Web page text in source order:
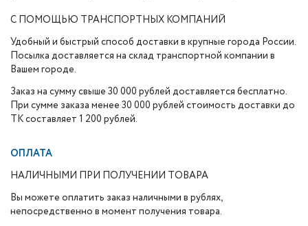
С ПОМОЩЬЮ ТРАНСПОРТНЫХ КОМПАНИЙ
Удобный и быстрый способ доставки в крупные города России.
Посылка доставляется на склад транспортной компании в
Вашем городе.
Заказ на сумму свыше 30 000 рублей доставляется бесплатно.
При сумме заказа менее 30 000 рублей стоимость доставки до
ТК составляет 1 200 рублей.
ОПЛАТА
НАЛИЧНЫМИ ПРИ ПОЛУЧЕНИИ ТОВАРА
Вы можете оплатить заказ наличными в рублях,
непосредственно в момент получения товара.